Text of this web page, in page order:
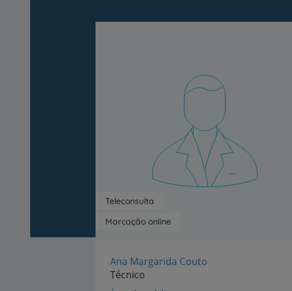
Marcação online
Teleconsulta
Ana Margarida Couto
Técnico